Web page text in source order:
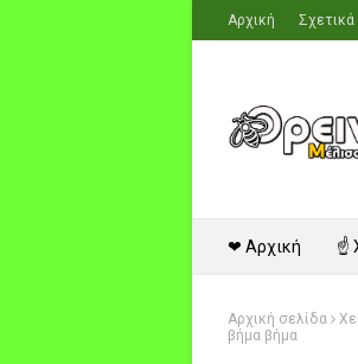
Αρχική Σχετικά
❤ Αρχική ☝
Αρχική σελίδα
βήμα βήμα